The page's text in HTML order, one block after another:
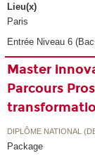
Lieu(x)
Paris
Entrée Niveau 6
Master
Parcours
DIPLÔME NATIONAL
Package